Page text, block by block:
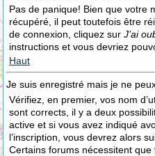
Pas de panique! Bien que votre
récupéré, il peut toutefois être
de connexion, cliquez sur J’ai
instructions et vous devriez
Haut
Je suis enregistré mais je ne
Vérifiez, en premier, vos nom
sont corrects, il y a deux
active et si vous avez indiqué
l’inscription, vous devrez alors
Certains forums nécessitent